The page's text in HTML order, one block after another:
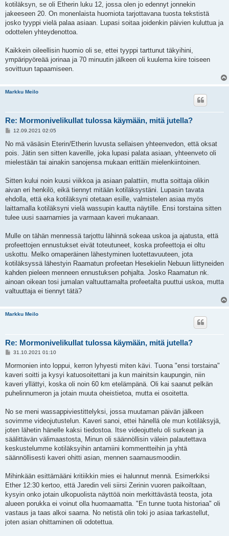
kotiläksyn, se oli Etherin luku 12, jossa olen jo edennyt jonnekin
jakeeseen 20. On monenlaista huomiota tarjottavana tuosta tekstistä
josko tyyppi vielä palaa asiaan. Lupasi soitaa joidenkin päivien kuluttua ja
odottelen yhteydenottoa.
Kaikkein oileellisin huomio oli se, ettei tyyppi tarttunut täkyihini,
ympäripyöreää jorinaa ja 70 minuutin jälkeen oli kuulema kiire toiseen
sovittuun tapaamiseen.
Markku Meilo
Re: Mormonivelikullat tulossa käymään, mitä jutella?
V
e
t
i
12.09.2021 02:05
No mä väsäsin Eterin/Etherin luvusta sellaisen yhteenvedon, että oksat
pois. Jätin sen sitten kaverille, joka lupasi palata asiaan, yhteenveto oli
mielestään tai ainakin sanojensa mukaan erittäin mielenkiintoinen.
Sitten kului noin kuusi viikkoa ja asiaan palattiin, mutta soittaja olikin
aivan eri henkilö, eikä tiennyt mitään kotiläksystäni. Lupasin tavata
ehdolla, että eka kotiläksyni otetaan esille, valmistelen asiaa myös
laittamalla kotiläksyni vielä wassupin kautta näytille. Ensi torstaina sitten
tulee uusi saarnamies ja varmaan kaveri mukanaan.
Mulle on tähän mennessä tarjottu lähinnä sokeaa uskoa ja ajatusta, että
profeettojen ennustukset eivät toteutuneet, koska profeettoja ei oltu
uskottu. Melko omaperäinen lähestyminen luotettavuuteen, jota
kotiläksyssä lähestyin Raamatun profeetan Hesekielin Nebuun liittyneiden
kahden pieleen menneen ennustuksen pohjalta. Josko Raamatun nk.
ainoan oikean tosi jumalan valtuuttamalta profeetalta puuttui uskoa, mutta
valtuuttaja ei tiennyt tätä?
Markku Meilo
Re: Mormonivelikullat tulossa käymään, mitä jutella?
V
e
t
i
31.10.2021 01:10
Mormonien into loppui, kerron lyhyesti miten kävi. Tuona "ensi torstaina"
kaveri soitti ja kysyi katuosoitettani ja kun mainitsin kaupungin, niin
kaveri yllättyi, koska oli noin 60 km etelämpänä. Oli kai saanut pelkän
puhelinnumeron ja jotain muuta oheistietoa, mutta ei osoitetta.
No se meni wassappiviestittelyksi, jossa muutaman päivän jälkeen
sovimme videojutustelun. Kaveri sanoi, ettei hänellä ole mun kotiläksyjä,
joten lähetin hänelle kaksi tiedostoa. Itse videojuttelu oli surkean ja
säälittävän välimaastosta, Minun oli säännöllisin välein palautettava
keskustelumme kotiläksyihin antamiini kommentteihin ja yhtä
säännöllisesti kaveri ohitti asian, mennen saarnausmoodiin.
Mihinkään esittämääni kritiikkin mies ei halunnut mennä. Esimerkiksi
Ether 12:30 kertoo, että Jaredin veli siirsi Zerinin vuoren paikoiltaan,
kysyin onko jotain ulkopuolista näyttöä noin merkittävästä teosta, jota
alueen porukka ei voinut olla huomaamatta. "En tunne tuota historiaa" oli
vastaus ja taas alkoi saarna. No netistä olin toki jo asiaa tarkastellut,
joten asian ohittaminen oli odotettua.